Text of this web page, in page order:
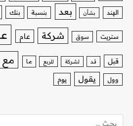
الهند بشأن بعد بنسبة بنك
ستريت سوق شركة عام
قبل قد لشركة للربع ما مع
وول يقول يوم